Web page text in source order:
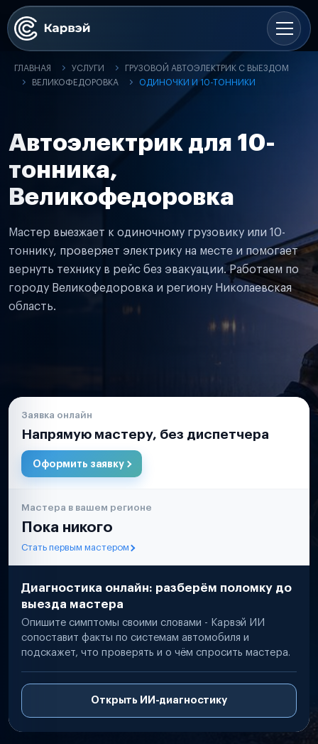
ГЛАВНАЯ УСЛУГИ
ГРУЗОВОЙ АВТОЭЛЕКТРИК С ВЫЕЗДОМ
ВЕЛИКОФЕДОРОВКА
ОДИНОЧКИ И 10-ТОННИКИ
Автоэлектрик для 10-
тонника,
Великофедоровка
Мастер выезжает к одиночному грузовику или 10-
тоннику, проверяет электрику на месте и помогает
вернуть технику в рейс без эвакуации. Работаем по
городу Великофедоровка и региону Николаевская
область.
Заявка онлайн
Напрямую мастеру, без диспетчера
Оформить заявку
Мастера в вашем регионе
Пока никого
Стать первым мастером
Диагностика онлайн: разберём поломку до
выезда мастера
Опишите симптомы своими словами - Карвэй ИИ
сопоставит факты по системам автомобиля и
подскажет, что проверять и о чём спросить мастера.
Открыть ИИ-диагностику